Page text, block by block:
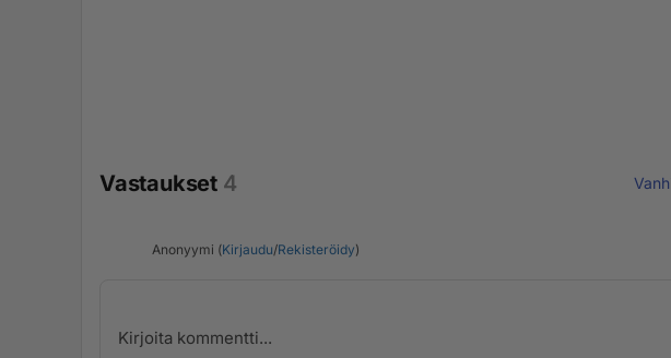
Vastaukset 4
Anonyymi (Kirjaudu/Rekisteröidy)